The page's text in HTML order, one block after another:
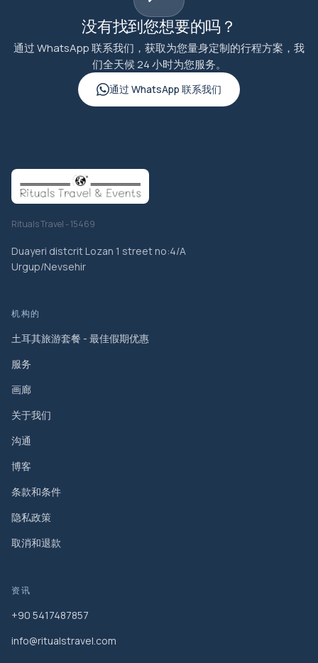
没有找到您想要的吗？
通过 WhatsApp 联系我们，获取为您量身定制的行程方案，我
们全天候 24 小时为您服务。
通过 WhatsApp 联系我们
Rituals Travel - 15469
Duayeri distcrit Lozan 1 street no:4/A
Urgup/Nevsehir
机构的
土耳其旅游套餐 - 最佳假期优惠
服务
画廊
关于我们
沟通
博客
条款和条件
隐私政策
取消和退款
资讯
+90 5417487857
info@ritualstravel.com